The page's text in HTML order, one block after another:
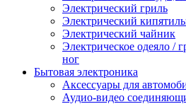
Электрический гриль
Электрический
Электрический чайник
Электрическое одеяло /
ног
Бытовая электроника
Аксессуары для
Аудио-видео